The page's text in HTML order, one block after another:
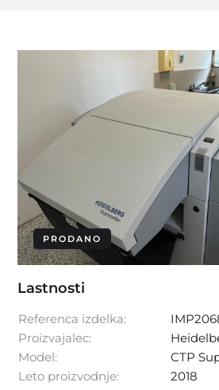
PRODANO
Lastnosti
Referenca izdelka:
Proizvajalec:
Model:
CTP
Leto proizvodnje:
2018